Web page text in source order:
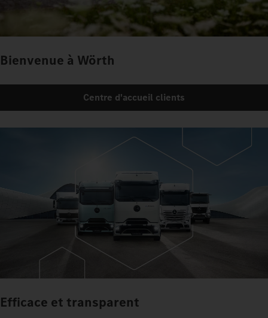
Bienvenue à Wörth
Centre d'accueil clients
Efficace et transparent